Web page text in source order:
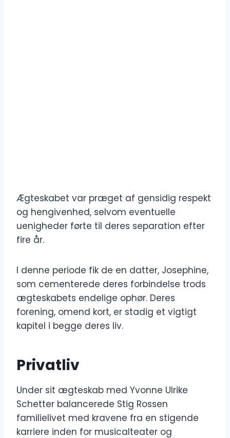
Ægteskabet var præget af gensidig respekt
og hengivenhed, selvom eventuelle
uenigheder førte til deres separation efter
fire år.
I denne periode fik de en datter, Josephine,
som cementerede deres forbindelse trods
ægteskabets endelige ophør. Deres
forening, omend kort, er stadig et vigtigt
kapitel i begge deres liv.
Privatliv
Under sit ægteskab med Yvonne Ulrike
Schetter balancerede Stig Rossen
familielivet med kravene fra en stigende
karriere inden for musicalteater og